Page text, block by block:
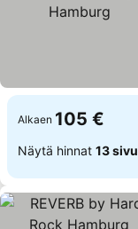
Alkaen 105 €
Näytä hinnat 13